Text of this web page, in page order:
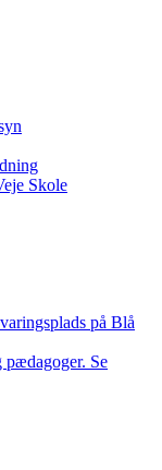
Skole
på Blå
Se